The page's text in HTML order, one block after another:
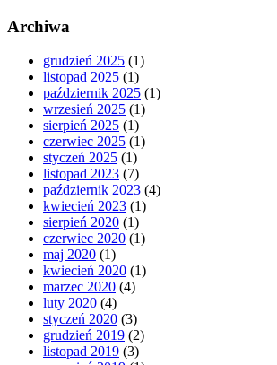
Archiwa
grudzień 2025 (1)
listopad 2025 (1)
październik 2025 (1)
wrzesień 2025 (1)
sierpień 2025 (1)
czerwiec 2025 (1)
styczeń 2025 (1)
listopad 2023 (7)
październik 2023 (4)
kwiecień 2023 (1)
sierpień 2020 (1)
czerwiec 2020 (1)
maj 2020 (1)
kwiecień 2020 (1)
marzec 2020 (4)
luty 2020 (4)
styczeń 2020 (3)
grudzień 2019 (2)
listopad 2019 (3)